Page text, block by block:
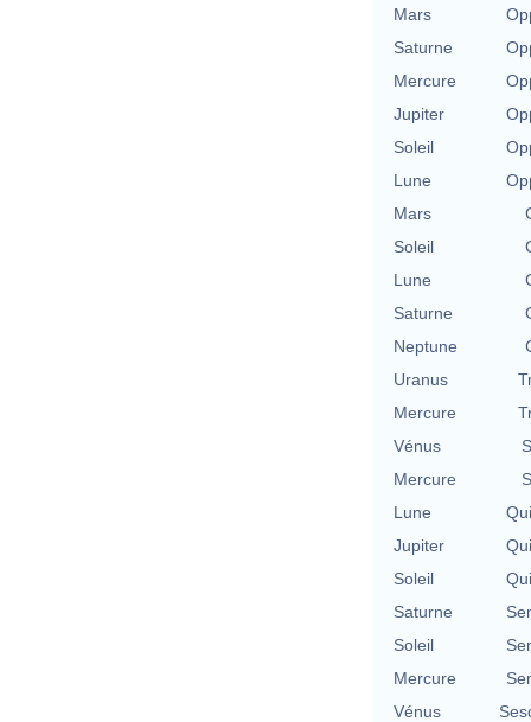
Mars
Saturne
Mercure
Jupiter
Soleil
Lune
Mars
Soleil
Lune
Saturne
Neptune
Uranus
Mercure
Vénus
Mercure
Lune
Jupiter
Soleil
Saturne
Soleil
Mercure
Vénus